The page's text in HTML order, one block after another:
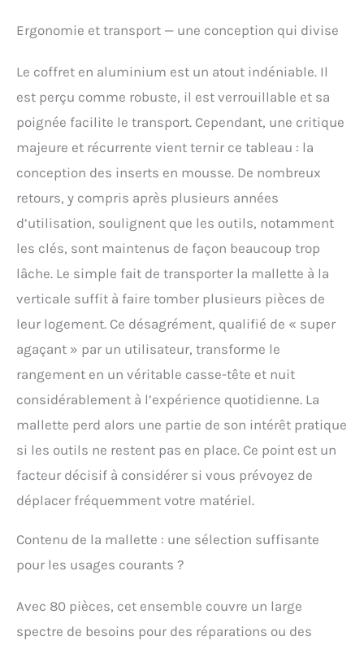
couteau à lame sécable,
embout de bougie,
MAGNÉTIQUES :
Tournevis avec les
T-25 et PH-2 et plat 6
comme petit
gaz avec aimant pour
une meilleure tenue de
Ergonomie et transport — une conception qui divise
Le coffret en aluminium est un atout indéniable. Il
est perçu comme robuste, il est verrouillable et sa
poignée facilite le transport. Cependant, une critique
majeure et récurrente vient ternir ce tableau : la
conception des inserts en mousse. De nombreux
retours, y compris après plusieurs années
d’utilisation, soulignent que les outils, notamment
les clés, sont maintenus de façon beaucoup trop
lâche. Le simple fait de transporter la mallette à la
verticale suffit à faire tomber plusieurs pièces de
leur logement. Ce désagrément, qualifié de « super
agaçant » par un utilisateur, transforme le
rangement en un véritable casse-tête et nuit
considérablement à l’expérience quotidienne. La
mallette perd alors une partie de son intérêt pratique
si les outils ne restent pas en place. Ce point est un
facteur décisif à considérer si vous prévoyez de
déplacer fréquemment votre matériel.
Contenu de la mallette : une sélection suffisante
pour les usages courants ?
Avec 80 pièces, cet ensemble couvre un large
spectre de besoins pour des réparations ou des